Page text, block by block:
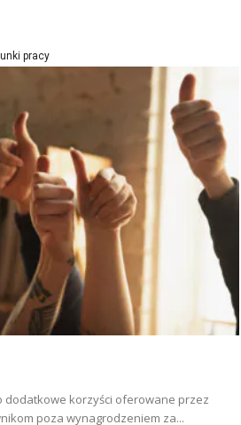
pracy
dodatkowe korzyści oferowane przez
poza wynagrodzeniem za...